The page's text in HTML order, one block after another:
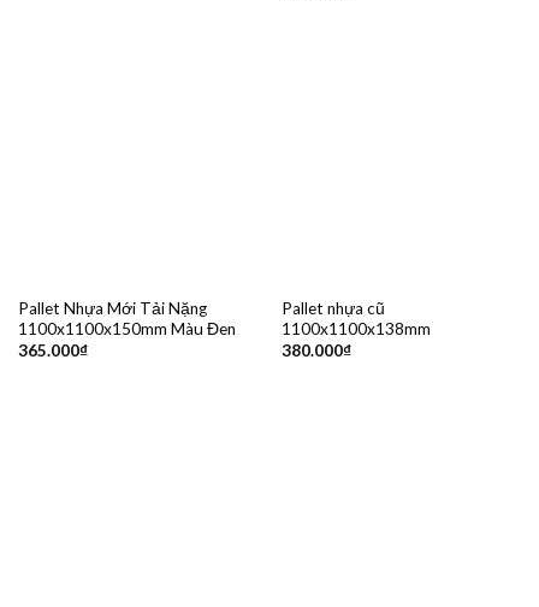
Pallet Nhựa Mới Tải Nặng
1100x1100x150mm Màu Đen
365.000₫
Pallet nhựa cũ
1100x1100x138mm
380.000₫